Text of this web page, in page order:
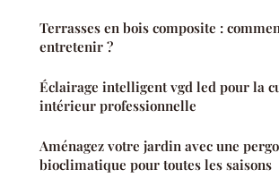
Terrasses en bois composite :
entretenir ?
Éclairage intelligent vgd led pour la
intérieur professionnelle
Aménagez votre jardin avec une
bioclimatique pour toutes les saisons